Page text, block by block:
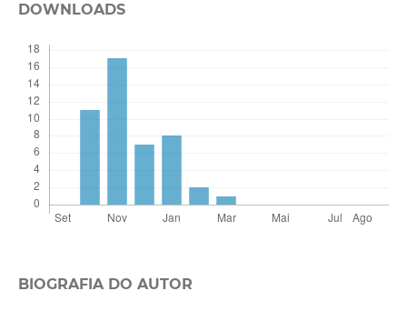
DOWNLOADS
BIOGRAFIA DO AUTOR